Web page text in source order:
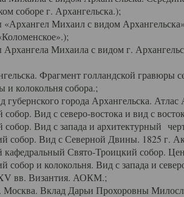
соборе г. Архангельска.);
Михаил с видом
Михаила с видом г.
Фрагмент голландской гравюры
и колокольня собора.;
города Архангельска. Атлас
Вид с северо-востока и вид с
Вид с запада и архитектурный
Вид с Северной Двины. 1825 г.
Свято-Троицкий собор.
и колокольня. Вид с запада и
вв. Византия. АОКМ.;
Вклад Дарьи Прохоровны